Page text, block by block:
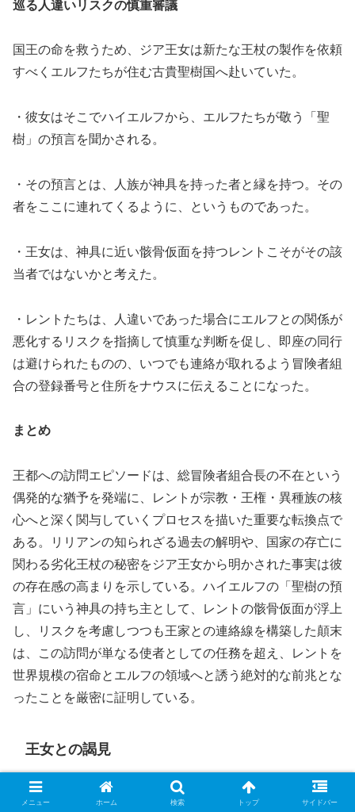
巡る人違いリスクの慎重審議
国王の命を救うため、ジア王女は新たな王杖の製作を依頼
すべくエルフたちが住む古貴聖樹国へ赴いていた。
・彼女はそこでハイエルフから、エルフたちが敬う「聖
樹」の預言を聞かされる。
・その預言とは、人族が神具を持った者と縁を持つ。その
者をここに連れてくるように、というものであった。
・王女は、神具に近い骸骨仮面を持つレントこそがその該
当者ではないかと考えた。
・レントたちは、人違いであった場合にエルフとの関係が
悪化するリスクを指摘して慎重な判断を促し、即座の同行
は避けられたものの、いつでも連絡が取れるよう冒険者組
合の登録番号と住所をナウスに伝えることになった。
まとめ
王都への訪問エピソードは、総冒険者組合長の不在という
偶発的な猶予を発端に、レントが宗教・王権・異種族の核
心へと深く関与していくプロセスを描いた重要な転換点で
ある。リリアンの知られざる過去の解明や、国家の存亡に
関わる劣化王杖の秘密をジア王女から明かされた事実は彼
の存在感の高まりを示している。ハイエルフの「聖樹の預
言」にいう神具の持ち主として、レントの骸骨仮面が浮上
し、リスクを考慮しつつも王家との連絡線を構築した顛末
は、この訪問が単なる使者としての任務を超え、レントを
世界規模の宿命とエルフの領域へと誘う絶対的な前兆とな
ったことを厳密に証明している。
王女との謁見
『望まぬ不死の冒険者』第10巻において、レント、ロレ
メニュー ホーム 検索 トップ サイドバー